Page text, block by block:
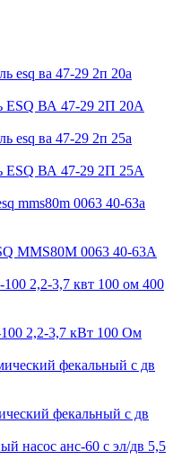
ESQ ВА 47-29 2П 20А
ESQ ВА 47-29 2П 25А
MMS80M 0063 40-63А
2,2-3,7 кВт 100 Ом
фекальный с дв